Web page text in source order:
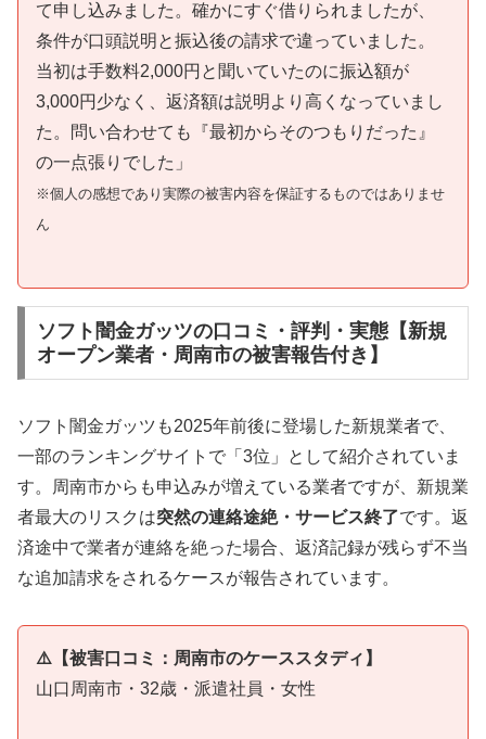
て申し込みました。確かにすぐ借りられましたが、
条件が口頭説明と振込後の請求で違っていました。
当初は手数料2,000円と聞いていたのに振込額が
3,000円少なく、返済額は説明より高くなっていまし
た。問い合わせても『最初からそのつもりだった』
の一点張りでした」
※個人の感想であり実際の被害内容を保証するものではありませ
ん
ソフト闇金ガッツの口コミ・評判・実態【新規
オープン業者・周南市の被害報告付き】
ソフト闇金ガッツも2025年前後に登場した新規業者で、
一部のランキングサイトで「3位」として紹介されていま
す。周南市からも申込みが増えている業者ですが、新規業
者最大のリスクは突然の連絡途絶・サービス終了です。返
済途中で業者が連絡を絶った場合、返済記録が残らず不当
な追加請求をされるケースが報告されています。
⚠️【被害口コミ：周南市のケーススタディ】
山口周南市・32歳・派遣社員・女性